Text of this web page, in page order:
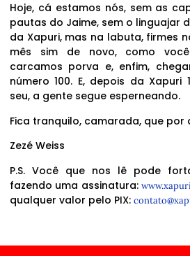
Hoje, cá estamos nós, sem as
pautas do Jaime, sem o linguajar
da Xapuri, mas na labuta, firmes
mês sim de novo, como você
carcamos porva e, enfim,
número 100. E, depois da Xapuri
seu, a gente segue esperneando.
Fica tranquilo, camarada, que por
Zezé Weiss
P.S. Você que nos lê pode
fazendo uma assinatura:
qualquer valor pelo PIX: